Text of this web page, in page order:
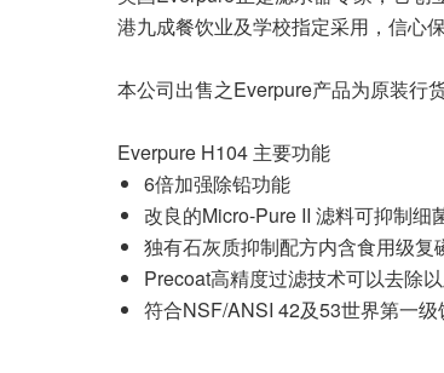
港九成餐饮业及学校指定采用，信心保
本公司出售之Everpure产品为原装行
Everpure H104 主要功能
6倍加强除铅功能
改良的Micro-Pure II 滤料可抑制细
独有石灰质抑制配方内含食用级
Precoat高精度过滤技术可以去除
符合NSF/ANSI 42及53世界第一级